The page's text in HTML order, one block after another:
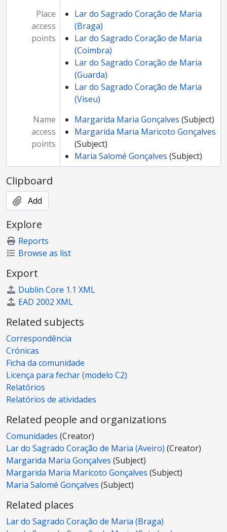
Place
access
points
Lar do Sagrado Coração de Maria
(Braga)
Lar do Sagrado Coração de Maria
(Coimbra)
Lar do Sagrado Coração de Maria
(Guarda)
Lar do Sagrado Coração de Maria
(Viseu)
Name
access
points
Margarida Maria Gonçalves (Subject)
Margarida Maria Maricoto Gonçalves
(Subject)
Maria Salomé Gonçalves (Subject)
Clipboard
Add
Explore
Reports
Browse as list
Export
Dublin Core 1.1 XML
EAD 2002 XML
Related subjects
Correspondência
Crónicas
Ficha da comunidade
Licença para fechar (modelo C2)
Relatórios
Relatórios de atividades
Related people and organizations
Comunidades (Creator)
Lar do Sagrado Coração de Maria (Aveiro) (Creator)
Margarida Maria Gonçalves (Subject)
Margarida Maria Maricoto Gonçalves (Subject)
Maria Salomé Gonçalves (Subject)
Related places
Lar do Sagrado Coração de Maria (Braga)